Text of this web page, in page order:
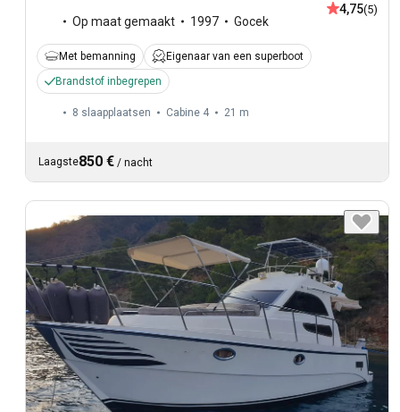
Op maat gemaakt 1997 Gocek
4,75(5)
Met bemanning
Eigenaar van een superboot
Brandstof inbegrepen
8 slaapplaatsen Cabine 4 21 m
Laagste850 € / nacht